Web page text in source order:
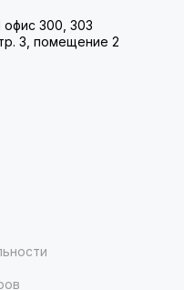
офис 300, 303
3, помещение 2